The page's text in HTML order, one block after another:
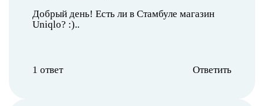
Добрый день! Есть ли в Стамбуле магазин
Uniqlo? :)..
1 ответ Ответить